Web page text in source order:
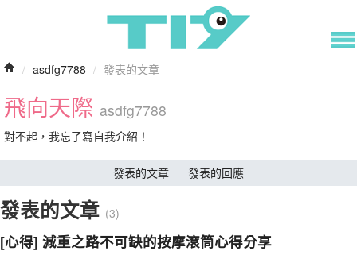
/ asdfg7788 / 發表的文章
飛向天際 asdfg7788
對不起，我忘了寫自我介紹！
發表的文章 發表的回應
發表的文章 (3)
[心得] 減重之路不可缺的按摩滾筒心得分享